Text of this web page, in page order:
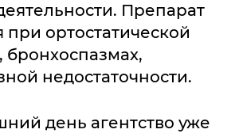
Препарат
при ортостатической
бронхоспазмах,
недостаточности.
день агентство уже